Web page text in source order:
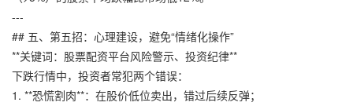
---
## 五、第五招：心理建设，避免“情绪化操作”
**关键词：股票配资平台风险警示、投资纪律**
下跌行情中，投资者常犯两个错误：
1. **恐慌割肉**：在股价低位卖出，错过后续反弹；